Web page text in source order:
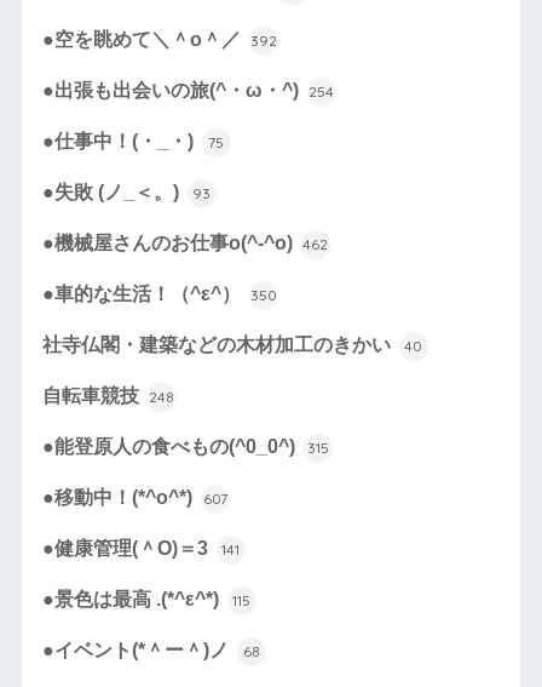
●空を眺めて＼＾o＾／ 392
●出張も出会いの旅(^・ω・^) 254
●仕事中！(・_・) 75
●失敗 (ノ_＜。) 93
●機械屋さんのお仕事o(^-^o) 462
●車的な生活！（^ε^） 350
社寺仏閣・建築などの木材加工のきかい 40
自転車競技 248
●能登原人の食べもの(^0_0^) 315
●移動中！(*^o^*) 607
●健康管理(＾O)＝3 141
●景色は最高 .(*^ε^*) 115
●イベント(*＾ー＾)ノ 68